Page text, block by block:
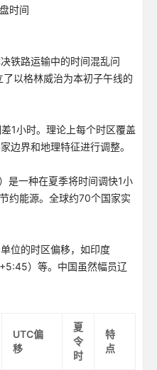
时间
铁路运输中的时间混乱问
以格林威治为本初子午线的
1小时。理论上每个时区覆盖
边界和地理特征进行调整。
是一种在夏季将时间调快1小
约能源。全球约70个国家实
位的时区偏移，如印度
）等。中国虽然幅员辽
UTC偏
移
夏
令
时
特
点